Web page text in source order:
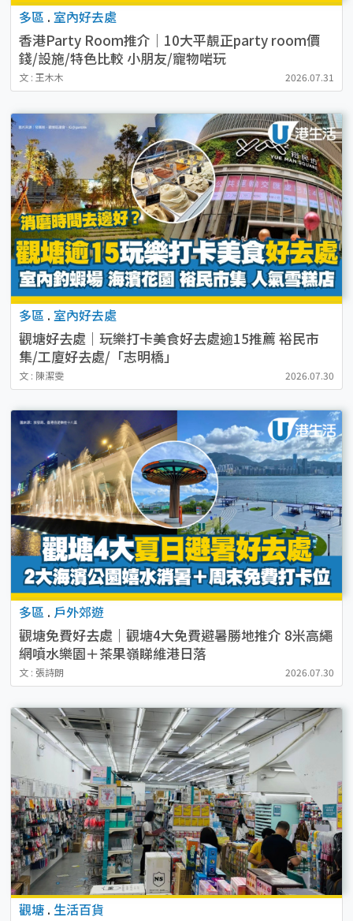
多區 . 室內好去處
香港Party Room推介｜10大平靚正party room價
錢/設施/特色比較 小朋友/寵物啱玩
文 : 王木木 2026.07.31
多區 . 室內好去處
觀塘好去處｜玩樂打卡美食好去處逾15推薦 裕民市
集/工廈好去處/「志明橋」
文 : 陳潔雯 2026.07.30
多區 . 戶外郊遊
觀塘免費好去處｜觀塘4大免費避暑勝地推介 8米高繩
網噴水樂園＋茶果嶺睇維港日落
文 : 張詩朗 2026.07.30
觀塘 . 生活百貨